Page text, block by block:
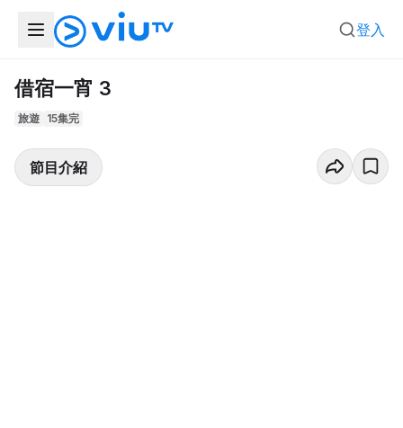
登入
借宿一宵 3
旅遊 15集完
節目介紹